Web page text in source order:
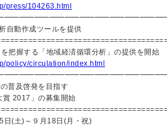
press/104263.html
自動作成ツールを提供
把握する「地域経済循環分析」の提供を開始
policy/circulation/index.html
普及啓発を目指す
2017」の募集開始
日(土)～９月18日(月・祝)